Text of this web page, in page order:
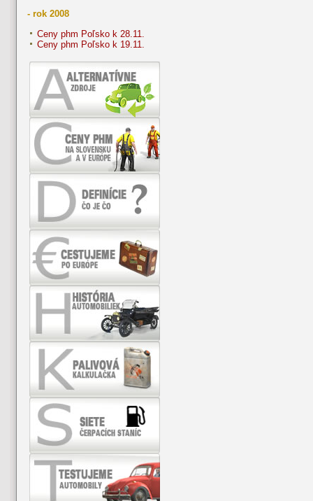
- rok 2008
Ceny phm Poľsko k 28.11.
Ceny phm Poľsko k 19.11.